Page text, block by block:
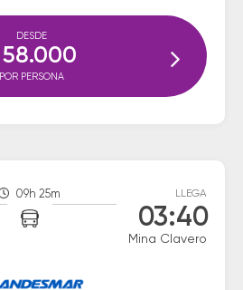
DESDE
58.000
POR PERSONA
09h 25m LLEGA
03:40
Mina Clavero